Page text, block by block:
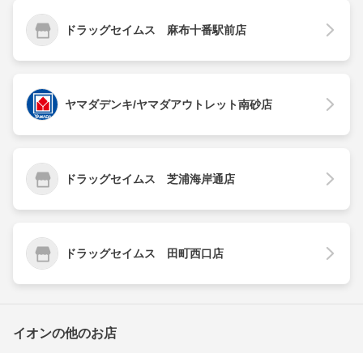
ドラッグセイムス 麻布十番駅前店
ヤマダデンキ/ヤマダアウトレット南砂店
ドラッグセイムス 芝浦海岸通店
ドラッグセイムス 田町西口店
イオンの他のお店